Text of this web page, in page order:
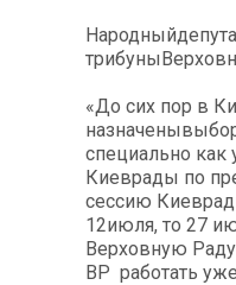
«До сих пор в
специально
Киеврады по
сессию
12июля, то 27
Верховную
ВР работать